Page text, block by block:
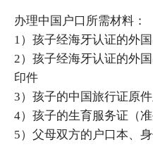
办理中国户口所需材料：
1）孩子经海牙认证的外
2）孩子经海牙认证的外
印件
3）孩子的中国旅行证原
4）孩子的生育服务证（
5）父母双方的户口本、